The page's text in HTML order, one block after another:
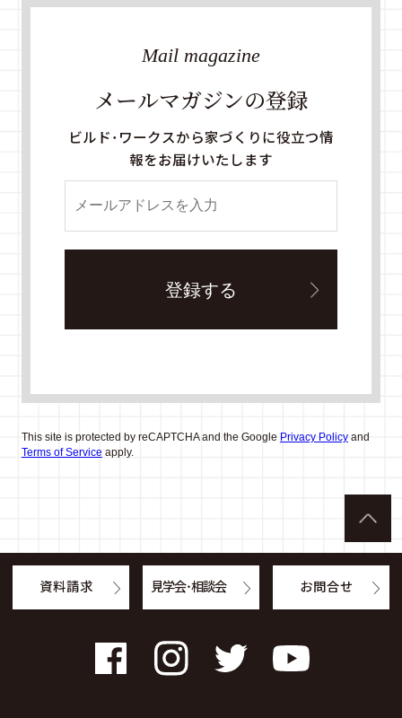
メールマガジンの登録
Mail magazine
ビルド・ワークスから家づくりに役立つ情
報をお届けいたします
This site is protected by reCAPTCHA and the Google Privacy Policyand
Terms of Service apply.
FacebookInstagramTwitter YouTube
資料請求 見学会・相談会 お問合せ